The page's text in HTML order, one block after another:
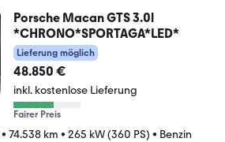
Porsche Macan GTS 3.0l
*CHRONO*SPORTAGA*LED*
Lieferung möglich
48.850 €
inkl. kostenlose Lieferung
Fairer Preis
• 74.538 km • 265 kW (360 PS) • Benzin